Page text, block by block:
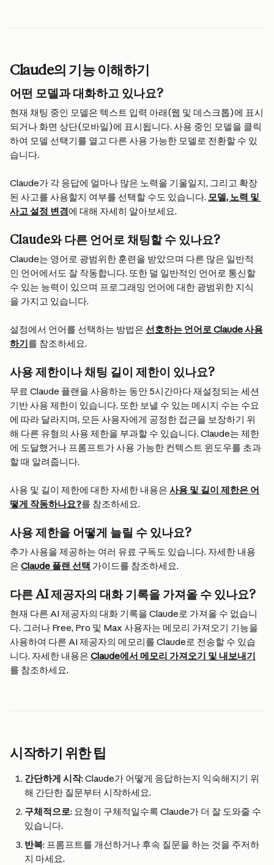
Claude의 기능 이해하기
어떤 모델과 대화하고 있나요?
현재 채팅 중인 모델은 텍스트 입력 아래(웹 및 데스크톱)에 표시
되거나 화면 상단(모바일)에 표시됩니다. 사용 중인 모델을 클릭
하여 모델 선택기를 열고 다른 사용 가능한 모델로 전환할 수 있
습니다.
Claude가 각 응답에 얼마나 많은 노력을 기울일지, 그리고 확장
된 사고를 사용할지 여부를 선택할 수도 있습니다. 모델, 노력 및
사고 설정 변경에 대해 자세히 알아보세요.
Claude와 다른 언어로 채팅할 수 있나요?
Claude는 영어로 광범위한 훈련을 받았으며 다른 많은 일반적
인 언어에서도 잘 작동합니다. 또한 덜 일반적인 언어로 통신할
수 있는 능력이 있으며 프로그래밍 언어에 대한 광범위한 지식
을 가지고 있습니다.
설정에서 언어를 선택하는 방법은 선호하는 언어로 Claude 사용
하기를 참조하세요.
사용 제한이나 채팅 길이 제한이 있나요?
무료 Claude 플랜을 사용하는 동안 5시간마다 재설정되는 세션
기반 사용 제한이 있습니다. 또한 보낼 수 있는 메시지 수는 수요
에 따라 달라지며, 모든 사용자에게 공정한 접근을 보장하기 위
해 다른 유형의 사용 제한을 부과할 수 있습니다. Claude는 제한
에 도달했거나 프롬프트가 사용 가능한 컨텍스트 윈도우를 초과
할 때 알려줍니다.
사용 및 길이 제한에 대한 자세한 내용은 사용 및 길이 제한은 어
떻게 작동하나요?를 참조하세요.
사용 제한을 어떻게 늘릴 수 있나요?
추가 사용을 제공하는 여러 유료 구독도 있습니다. 자세한 내용
은 Claude 플랜 선택 가이드를 참조하세요.
다른 AI 제공자의 대화 기록을 가져올 수 있나요?
현재 다른 AI 제공자의 대화 기록을 Claude로 가져올 수 없습니
다. 그러나 Free, Pro 및 Max 사용자는 메모리 가져오기 기능을
사용하여 다른 AI 제공자의 메모리를 Claude로 전송할 수 있습
니다. 자세한 내용은 Claude에서 메모리 가져오기 및 내보내기
를 참조하세요.
시작하기 위한 팁
간단하게 시작: Claude가 어떻게 응답하는지 익숙해지기 위
해 간단한 질문부터 시작하세요.
구체적으로: 요청이 구체적일수록 Claude가 더 잘 도와줄 수
있습니다.
반복: 프롬프트를 개선하거나 후속 질문을 하는 것을 주저하
지 마세요.